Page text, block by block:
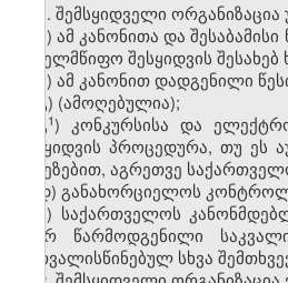
1. შემსყიდველი
ა) ამ კანონითა და
სახელმწიფო შესყიდვის
ბ) ამ კანონით დადგენილი
გ) (ამოღებულია);
გ​1) კონკურსისა და
შესყიდვის პროცედურა, თუ ეს
მიზეზებით, აგრეთვე
დ) განახორციელოს
ე) საქართველოს
მიერ წარმოდგენილი
გათვალისწინებულ სხვა